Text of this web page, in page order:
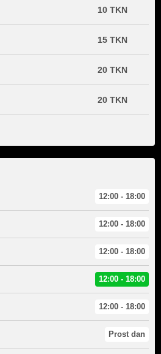
10 TKN
15 TKN
20 TKN
20 TKN
12:00 - 18:00
12:00 - 18:00
12:00 - 18:00
12:00 - 18:00
12:00 - 18:00
Prost dan